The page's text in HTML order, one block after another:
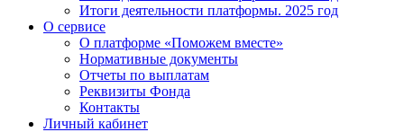
Итоги деятельности платформы. 2025 год
О сервисе
О платформе «Поможем вместе»
Нормативные документы
Отчеты по выплатам
Реквизиты Фонда
Контакты
Личный кабинет